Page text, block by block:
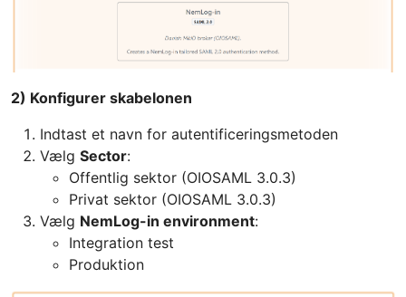
2) Konfigurer skabelonen
Indtast et navn for autentificeringsmetoden
Vælg Sector:
Offentlig sektor (OIOSAML 3.0.3)
Privat sektor (OIOSAML 3.0.3)
Vælg NemLog-in environment:
Integration test
Produktion